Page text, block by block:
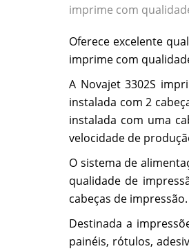
imprime com
Oferece excelente
imprime com
A Novajet 3302S
instalada com 2
instalada com uma
velocidade de
O sistema de
qualidade de
cabeças de
Destinada a
painéis, rótulos,